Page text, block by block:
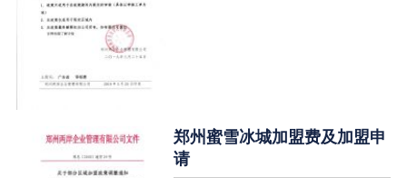
郑州蜜雪冰城加盟费及加盟申
请